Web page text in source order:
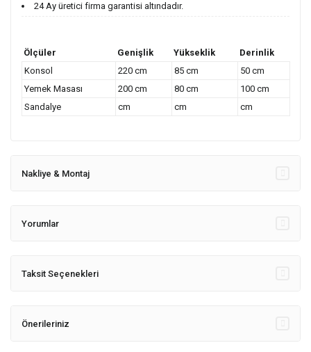
24 Ay üretici firma garantisi altındadır.
Ölçüler Genişlik Yükseklik
Derinlik
Konsol
220 cm 85 cm
50 cm
Yemek Masası
200 cm 80 cm
100 cm
Sandalye
cm cm cm
Nakliye & Montaj
Yorumlar
Taksit Seçenekleri
Önerileriniz